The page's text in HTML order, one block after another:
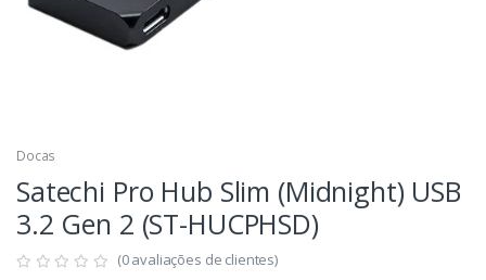
Docas
Satechi Pro Hub Slim (Midnight) USB
3.2 Gen 2 (ST-HUCPHSD)
(0 avaliações de clientes)